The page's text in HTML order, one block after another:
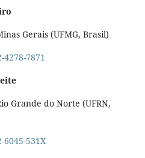
Gerais (UFMG, Brasil)
7871
Grande do Norte (UFRN,
531X